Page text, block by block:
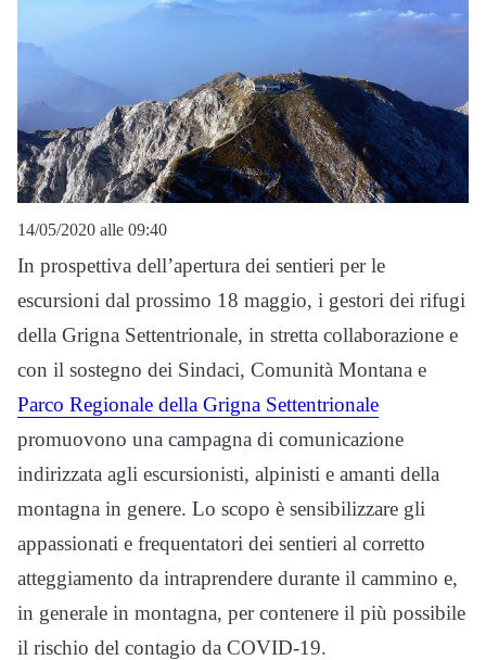
14/05/2020 alle 09:40
In prospettiva dell’apertura dei sentieri per le
escursioni dal prossimo 18 maggio, i gestori dei rifugi
della Grigna Settentrionale, in stretta collaborazione e
con il sostegno dei Sindaci, Comunità Montana e
Parco Regionale della Grigna Settentrionale
promuovono una campagna di comunicazione
indirizzata agli escursionisti, alpinisti e amanti della
montagna in genere. Lo scopo è sensibilizzare gli
appassionati e frequentatori dei sentieri al corretto
atteggiamento da intraprendere durante il cammino e,
in generale in montagna, per contenere il più possibile
il rischio del contagio da COVID-19.